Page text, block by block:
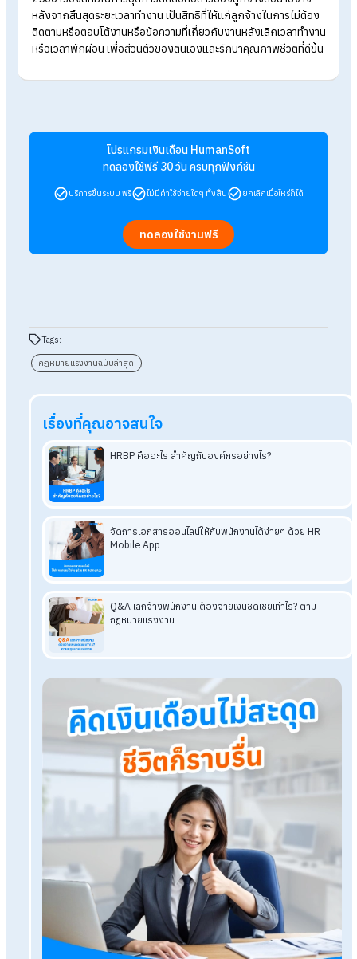
สิ้นสุดเวลาทำงานปกติ
นายจ้างควรจะติดต่อเฉพาะกรณีมีความจำเป็นเร่งด่วนเท่านั้น
ไม่มีลักษณะเป็นการให้พนักงานทำงาน
เวลาให้กับพนักงาน
สรุปกฎหมายแรงงานฉบับล่าสุด 2566
กฎหมายแรงงานฉบับล่าสุด พ.ร.บ.คุ้มครองแรงงาน (ฉบับที่ 8) พ.
2566 เรื่องสิทธิในการยุติการติดต่อสื่อสารของลูกจ้างต่อนายจ้าง
หลังจากสิ้นสุดระยะเวลาทำงาน เป็นสิทธิที่ให้แก่ลูกจ้างในการไม่ต้
ติดตามหรือตอบโต้งานหรือข้อความที่เกี่ยวกับงานหลังเลิกเวลาทำ
หรือเวลาพักผ่อน เพื่อส่วนตัวของตนเองและรักษาคุณภาพชีวิตที่
บริการขึ้นระบบ ฟรี ไม่มีค่าใช้จ่ายใดๆ ทั้งสิ้น ยกเลิกเมื่อไหร่ก็ได้
ทดลองใช้งานฟรี
กฎหมายแรงงานฉบับล่าสุด
เรื่องที่คุณอาจสนใจ